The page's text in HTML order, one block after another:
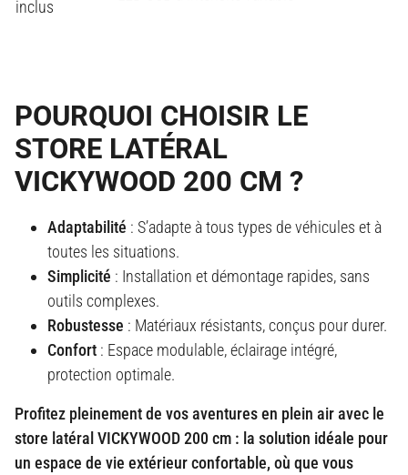
inclus
POURQUOI CHOISIR LE
STORE LATÉRAL
VICKYWOOD 200 CM ?
Adaptabilité : S’adapte à tous types de véhicules et à
toutes les situations.
Simplicité : Installation et démontage rapides, sans
outils complexes.
Robustesse : Matériaux résistants, conçus pour durer.
Confort : Espace modulable, éclairage intégré,
protection optimale.
Profitez pleinement de vos aventures en plein air avec le
store latéral VICKYWOOD 200 cm : la solution idéale pour
un espace de vie extérieur confortable, où que vous